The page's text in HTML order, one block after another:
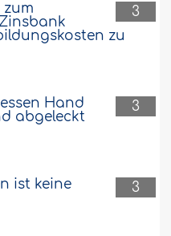
liegt. Diese
ein Auto zu
dies besser
zusammen
für die Frau
Straße..Weiter
Bank damit
3
zum
zu
3
Hand
abgeleckt
3
ist keine